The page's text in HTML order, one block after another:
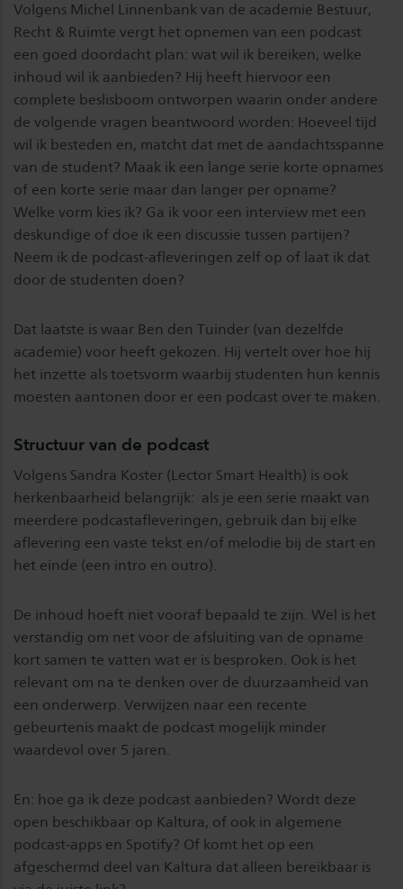
Volgens Michel Linnenbank van de academie Bestuur,
Recht & Ruimte vergt het opnemen van een podcast
een goed doordacht plan: wat wil ik bereiken, welke
inhoud wil ik aanbieden? Hij heeft hiervoor een
complete beslisboom ontworpen waarin onder andere
de volgende vragen beantwoord worden: Hoeveel tijd
wil ik besteden en, matcht dat met de aandachtsspanne
van de student? Maak ik een lange serie korte opnames
of een korte serie maar dan langer per opname?
Welke vorm kies ik? Ga ik voor een interview met een
deskundige of doe ik een discussie tussen partijen?
Neem ik de podcast-afleveringen zelf op of laat ik dat
door de studenten doen?
Dat laatste is waar Ben den Tuinder (van dezelfde
academie) voor heeft gekozen. Hij vertelt over hoe hij
het inzette als toetsvorm waarbij studenten hun kennis
moesten aantonen door er een podcast over te maken.
Structuur van de podcast
Volgens Sandra Koster (Lector Smart Health) is ook
herkenbaarheid belangrijk: als je een serie maakt van
meerdere podcastafleveringen, gebruik dan bij elke
aflevering een vaste tekst en/of melodie bij de start en
het einde (een intro en outro).
De inhoud hoeft niet vooraf bepaald te zijn. Wel is het
verstandig om net voor de afsluiting van de opname
kort samen te vatten wat er is besproken. Ook is het
relevant om na te denken over de duurzaamheid van
een onderwerp. Verwijzen naar een recente
gebeurtenis maakt de podcast mogelijk minder
waardevol over 5 jaren.
En: hoe ga ik deze podcast aanbieden? Wordt deze
open beschikbaar op Kaltura, of ook in algemene
podcast-apps en Spotify? Of komt het op een
afgeschermd deel van Kaltura dat alleen bereikbaar is